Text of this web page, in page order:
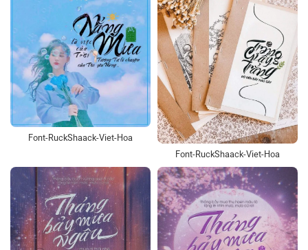
Font-RuckShaack-Viet-Hoa
Font-RuckShaack-Viet-Hoa